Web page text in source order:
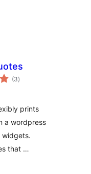
(3કુલ
રેટિંગ્સ
)
prints
a wordpress
widgets.
that …